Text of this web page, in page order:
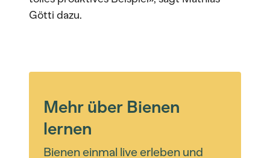
Götti dazu.
Mehr über Bienen
lernen
Bienen einmal live erleben und